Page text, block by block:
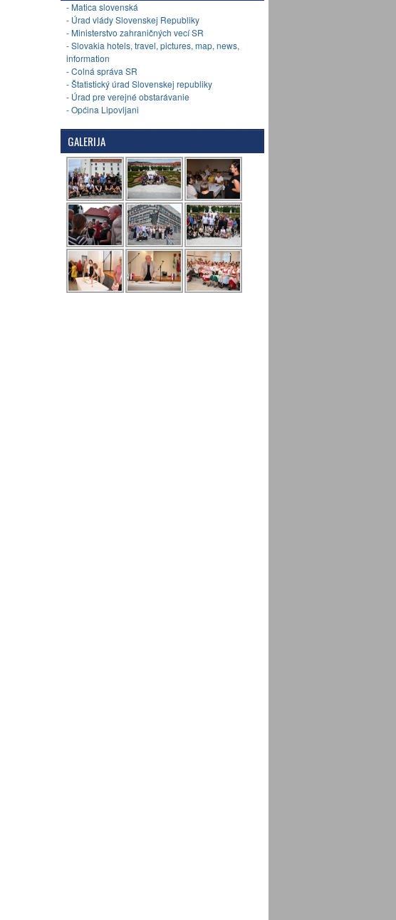
- Matica slovenská
- Úrad vlády Slovenskej Republiky
- Ministerstvo zahraničných vecí SR
- Slovakia hotels, travel, pictures, map, news,
information
- Colná správa SR
- Štatistický úrad Slovenskej republiky
- Úrad pre verejné obstarávanie
- Općina Lipovljani
GALERIJA